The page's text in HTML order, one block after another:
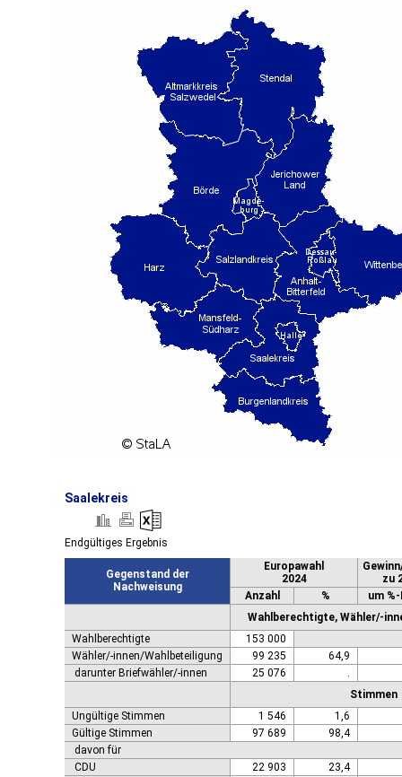
Saalekreis
Endgültiges Ergebnis
Gegenstand der
Nachweisung
Europawahl
2024
zu
Anzahl
%
um
Wahlberechtigte, Wähler/-
Wahlberechtigte
153 000
Wähler/-innen/Wahlbeteiligung
99 235
64,9
darunter Briefwähler/-innen
25 076
.
Stimmen
Ungültige Stimmen
1 546
1,6
Gültige Stimmen
97 689
98,4
davon für
CDU
22 903
23,4